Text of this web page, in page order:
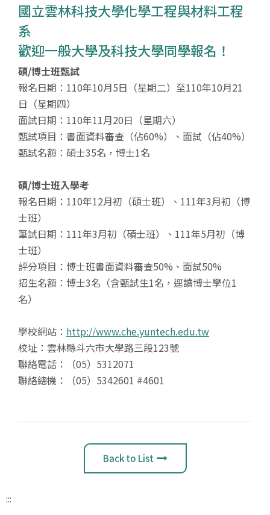
國立雲林科技大學化學工程與材料工程
系
歡迎一般大學及科技大學同學報名！
碩/博士班甄試
報名日期：110年10月5日（星期二）至110年10月21
日（星期四）
面試日期：110年11月20日（星期六）
甄試項目：書面資料審查（佔60%）、面試（佔40%）
甄試名額：碩士35名，博士1名
碩/博士班入學考
報名日期：110年12月初（碩士班）、111年3月初（博
士班）
筆試日期：111年3月初（碩士班）、111年5月初（博
士班）
評分項目：博士班書面資料審查50%、面試50%
招生名額：博士3名（含甄試生1名，逕讀博士學位1
名）
學校網站： http://www.che.yuntech.edu.tw
校址：雲林縣斗六市大學路三段123號
聯絡電話：（05）5312071
聯絡總機：（05）5342601 #4601
Back to List
:::